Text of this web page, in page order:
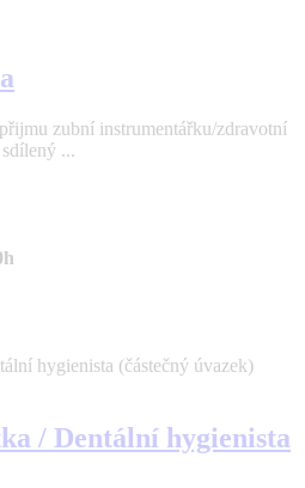
zubní instrumentářku/zdravotní
...
/ Dentální hygienista